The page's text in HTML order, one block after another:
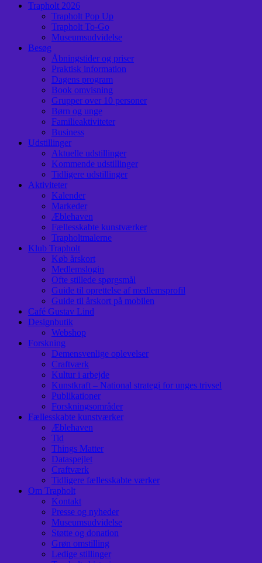
Trapholt 2026
Trapholt Pop Up
Trapholt To-Go
Museumsudvidelse
Besøg
Åbningstider og priser
Praktisk information
Dagens program
Book omvisning
Grupper over 10 personer
Børn og unge
Familieaktiviteter
Business
Udstillinger
Aktuelle udstillinger
Kommende udstillinger
Tidligere udstillinger
Aktiviteter
Kalender
Markeder
Æblehaven
Fællesskabte kunstværker
Trapholtmalerne
Klub Trapholt
Køb årskort
Medlemslogin
Ofte stillede spørgsmål
Guide til oprettelse af medlemsprofil
Guide til årskort på mobilen
Café Gustav Lind
Designbutik
Webshop
Forskning
Demensvenlige oplevelser
Craftværk
Kultur i arbejde
Kunstkraft – National strategi for unges trivsel
Publikationer
Forskningsområder
Fællesskabte kunstværker
Æblehaven
Tid
Things Matter
Dataspejlet
Craftværk
Tidligere fællesskabte værker
Om Trapholt
Kontakt
Presse og nyheder
Museumsudvidelse
Støtte og donation
Grøn omstilling
Ledige stillinger